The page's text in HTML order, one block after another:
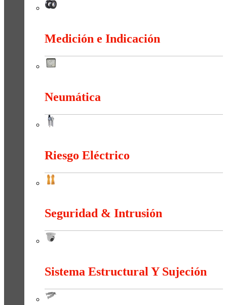
Medición e Indicación
Neumática
Riesgo Eléctrico
Seguridad & Intrusión
Sistema Estructural Y Sujeción